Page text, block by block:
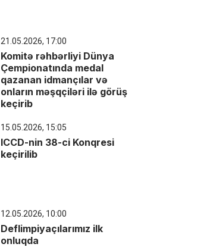
21.05.2026, 17:00
Komitə rəhbərliyi Dünya
Çempionatında medal
qazanan idmançılar və
onların məşqçiləri ilə görüş
keçirib
15.05.2026, 15:05
ICCD-nin 38-ci Konqresi
keçirilib
12.05.2026, 10:00
Deflimpiyaçılarımız ilk
onluqda